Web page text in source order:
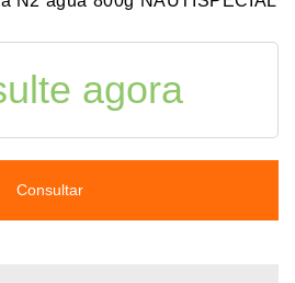
agora
Consultar